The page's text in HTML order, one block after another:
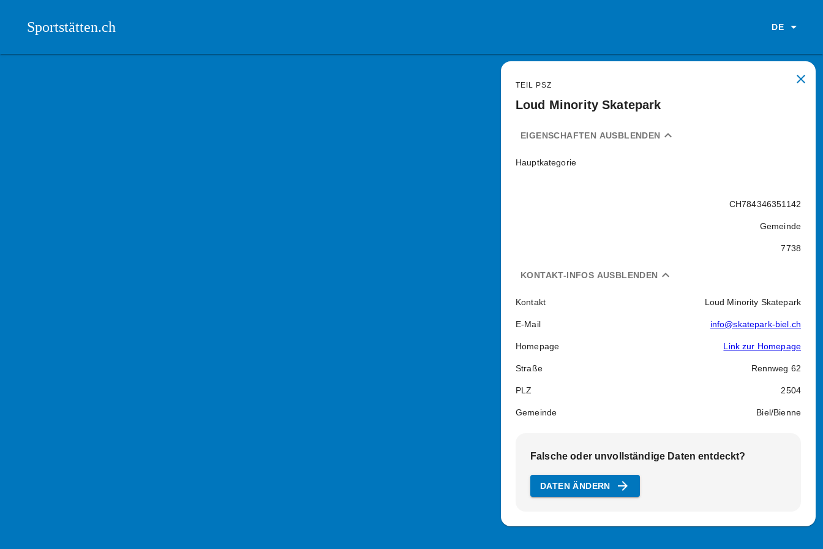
Sportstätten.ch DE
close
TEIL PSZ
Loud Minority Skatepark
expand_less
EIGENSCHAFTEN AUSBLENDEN
Hauptkategorie
CH784346351142
Gemeinde
7738
expand_less
KONTAKT-INFOS AUSBLENDEN
Kontakt Loud Minority Skatepark
E-Mail info@skatepark-biel.ch
Homepage Link zur Homepage
Straße Rennweg 62
PLZ 2504
Gemeinde Biel/Bienne
Falsche oder unvollständige Daten entdeckt?
arrow_forward
DATEN ÄNDERN